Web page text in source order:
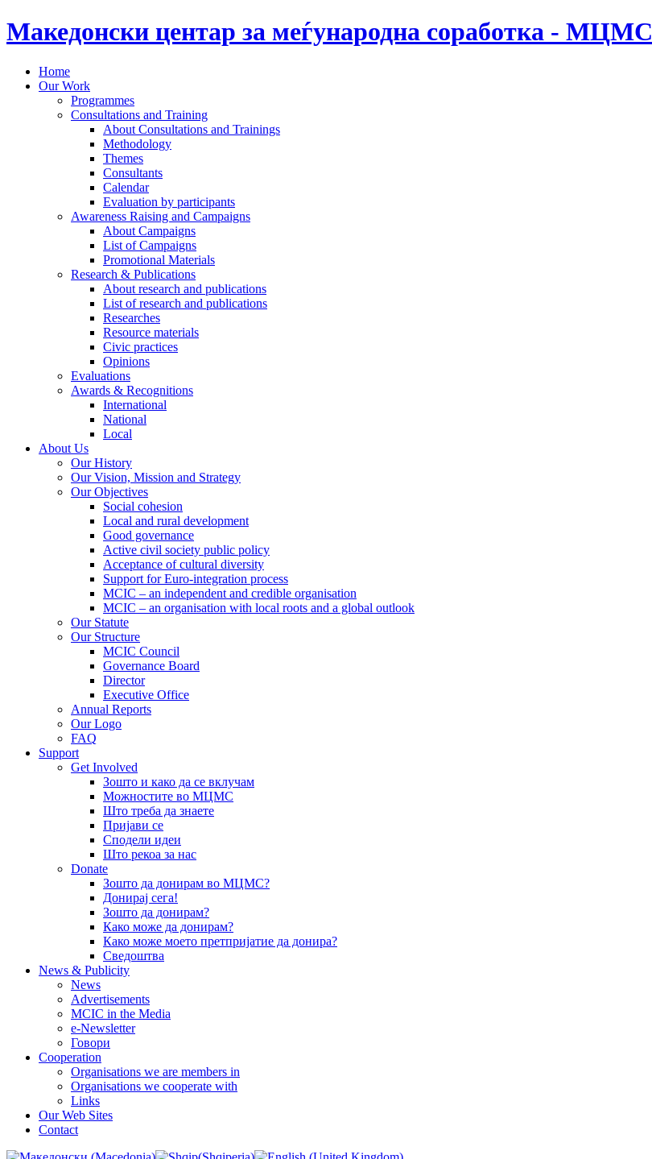
Македонски центар за меѓународна соработка - МЦМС
Home
Our Work
Programmes
Consultations and Training
About Consultations and Trainings
Methodology
Themes
Consultants
Calendar
Evaluation by participants
Awareness Raising and Campaigns
About Campaigns
List of Campaigns
Promotional Materials
Research & Publications
About research and publications
List of research and publications
Researches
Resource materials
Civic practices
Opinions
Evaluations
Awards & Recognitions
International
National
Local
About Us
Our History
Our Vision, Mission and Strategy
Our Objectives
Social cohesion
Local and rural development
Good governance
Active civil society public policy
Acceptance of cultural diversity
Support for Euro-integration process
MCIC – an independent and credible organisation
MCIC – an organisation with local roots and a global outlook
Our Statute
Our Structure
MCIC Council
Governance Board
Director
Executive Office
Annual Reports
Our Logo
FAQ
Support
Get Involved
Зошто и како да се вклучам
Можностите во МЦМС
Што треба да знаете
Пријави се
Сподели идеи
Што рекоа за нас
Donate
Зошто да донирам во МЦМС?
Донирај сега!
Зошто да донирам?
Како може да донирам?
Како може моето претпријатие да донира?
Сведоштва
News & Publicity
News
Advertisements
MCIC in the Media
e-Newsletter
Говори
Cooperation
Organisations we are members in
Organisations we cooperate with
Links
Our Web Sites
Contact